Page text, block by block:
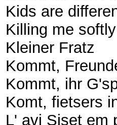
Kids are
Killing me
Kleiner Fratz
Kommt,
Kommt, ihr
Komt, fietsers
L' avi Siset em